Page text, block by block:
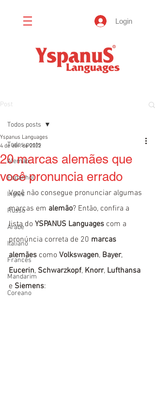
Login
Post
Todos posts
Alemão
Espanhol
Inglês
Russo
Árabe
Italiano
Francês
Mandarim
Coreano
Todos posts
20 marcas alemães que
você pronuncia errado
Yspanus Languages
4 de abr. de 2022
Você não consegue pronunciar algumas
marcas em alemão? Então, confira a
lista do YSPANUS Languages com a
pronúncia correta de 20 marcas
alemães como Volkswagen, Bayer,
Eucerin, Schwarzkopf, Knorr, Lufthansa
e Siemens: